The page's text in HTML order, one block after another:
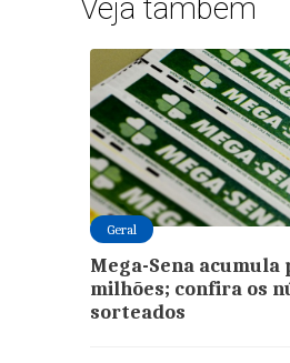
Veja também
Geral
Mega-Sena acumula
milhões; confira os
sorteados